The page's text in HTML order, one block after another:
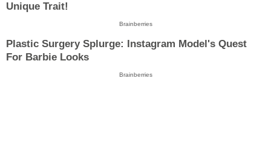
Unique Trait!
Brainberries
Plastic Surgery Splurge: Instagram Model's Quest
For Barbie Looks
Brainberries